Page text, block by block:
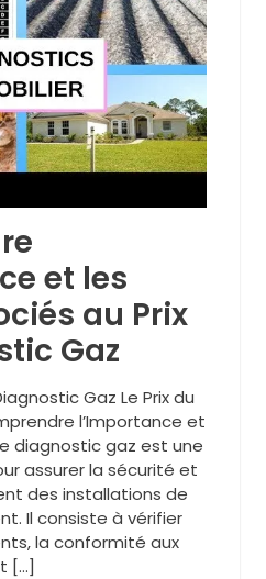
et les
au Prix
Gaz
Gaz Le Prix du
l’Importance et
diagnostic gaz est une
assurer la sécurité et
des installations de
Il consiste à vérifier
la conformité aux
[…]